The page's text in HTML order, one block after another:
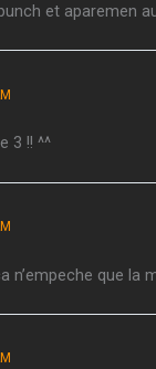
et aparemen
3 !! ^^
n’empeche que la